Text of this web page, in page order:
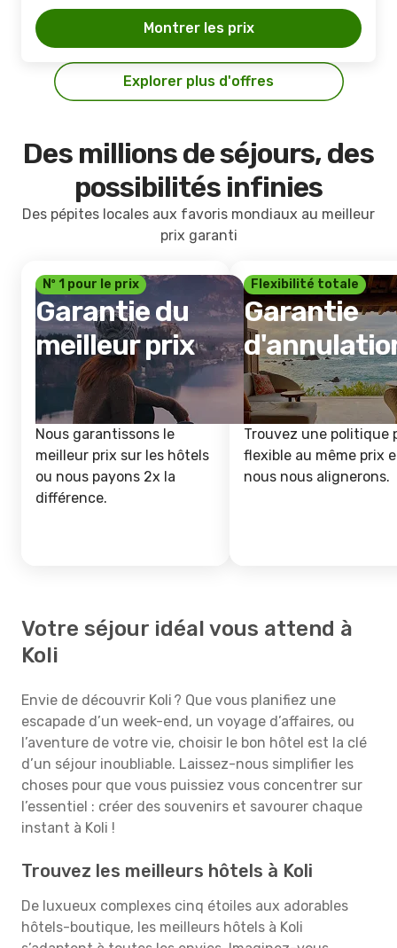
Montrer les prix
Explorer plus d'offres
Des millions de séjours, des
possibilités infinies
Des pépites locales aux favoris mondiaux au meilleur
prix garanti
Nº 1 pour le prix
Garantie du
meilleur prix
Nous garantissons le
meilleur prix sur les hôtels
ou nous payons 2x la
différence.
Flexibilité totale
Garantie
Trouvez une politique
flexible au même prix
nous nous alignerons.
Votre séjour idéal vous attend à
Koli
Envie de découvrir Koli ? Que vous planifiez une
escapade d’un week-end, un voyage d’affaires, ou
l’aventure de votre vie, choisir le bon hôtel est la clé
d’un séjour inoubliable. Laissez-nous simplifier les
choses pour que vous puissiez vous concentrer sur
l’essentiel : créer des souvenirs et savourer chaque
instant à Koli !
Trouvez les meilleurs hôtels à Koli
De luxueux complexes cinq étoiles aux adorables
hôtels-boutique, les meilleurs hôtels à Koli